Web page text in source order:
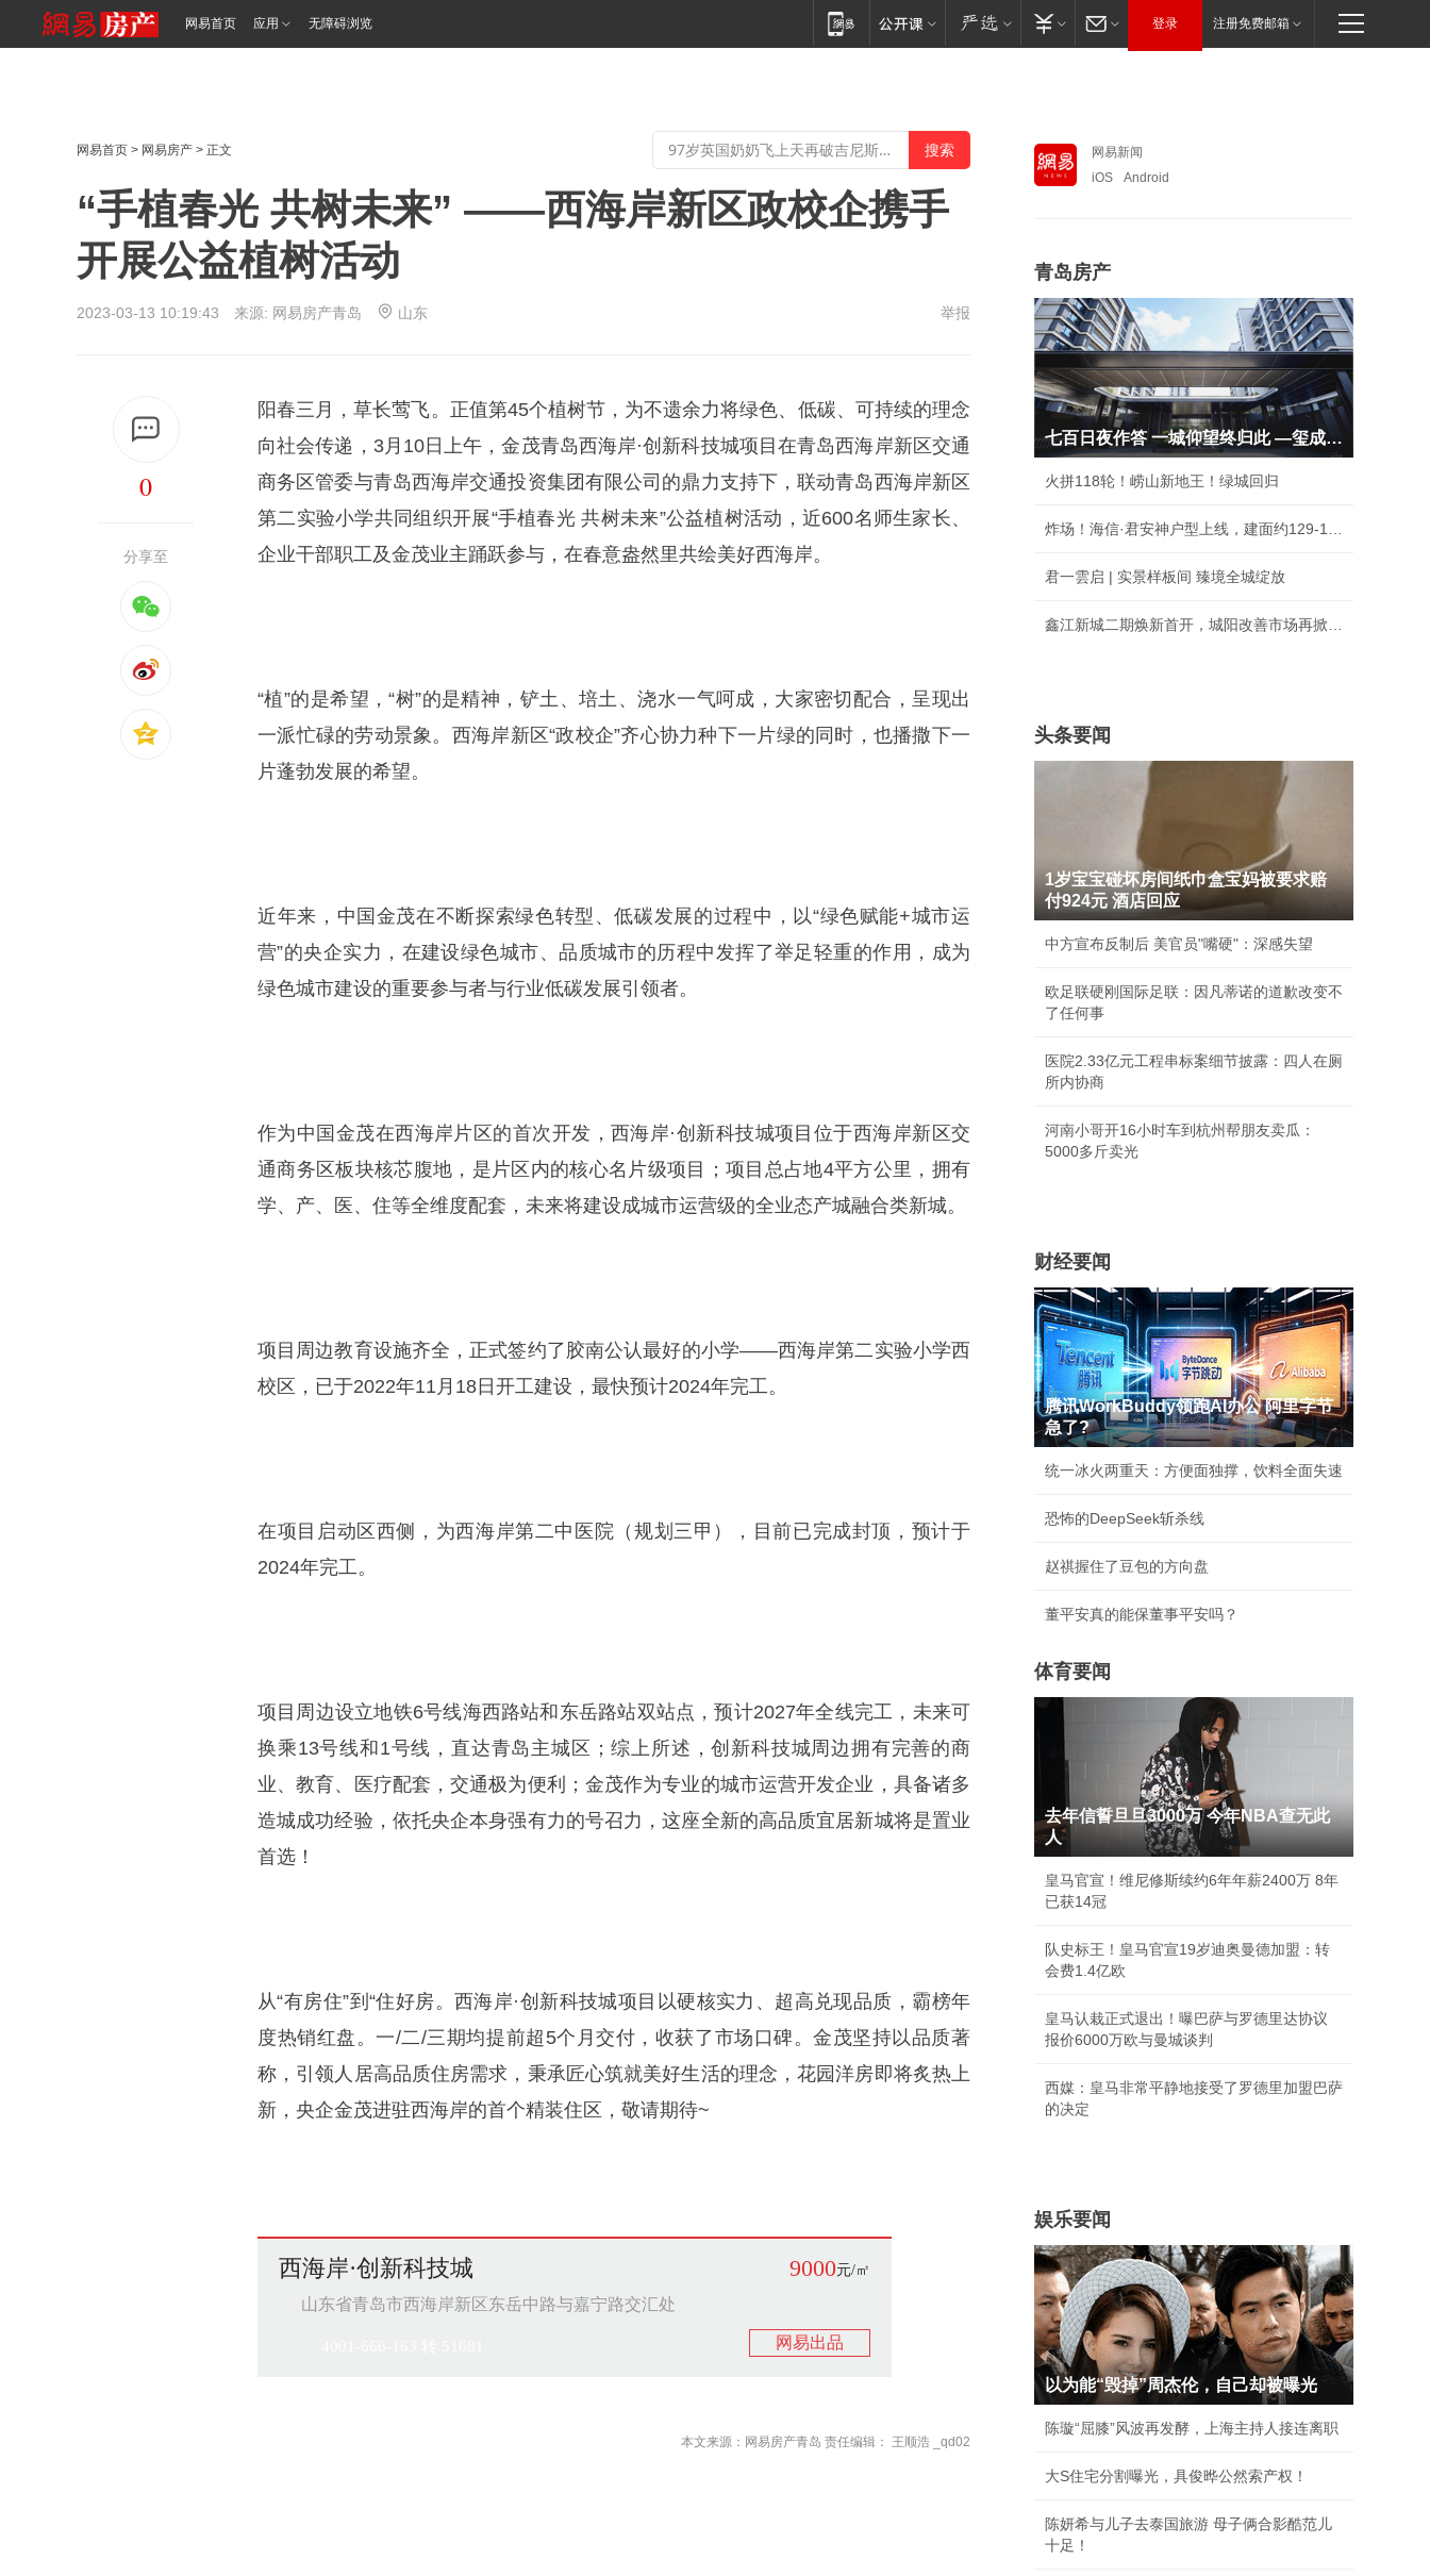
网易首页 应用 无障碍浏览 登录 注册免费邮箱
网易首页 > 网易房产 > 正文
“手植春光 共树未来” ——西海岸新区政校企携手
开展公益植树活动
2023-03-13 10:19:43 来源: 网易房产青岛 山东 举报
0
分享至
阳春三月，草长莺飞。正值第45个植树节，为不遗余力将绿色、低碳、可持续的理念
向社会传递，3月10日上午，金茂青岛西海岸·创新科技城项目在青岛西海岸新区交通
商务区管委与青岛西海岸交通投资集团有限公司的鼎力支持下，联动青岛西海岸新区
第二实验小学共同组织开展“手植春光 共树未来”公益植树活动，近600名师生家长、
企业干部职工及金茂业主踊跃参与，在春意盎然里共绘美好西海岸。
“植”的是希望，“树”的是精神，铲土、培土、浇水一气呵成，大家密切配合，呈现出
一派忙碌的劳动景象。西海岸新区“政校企”齐心协力种下一片绿的同时，也播撒下一
片蓬勃发展的希望。
近年来，中国金茂在不断探索绿色转型、低碳发展的过程中，以“绿色赋能+城市运
营”的央企实力，在建设绿色城市、品质城市的历程中发挥了举足轻重的作用，成为
绿色城市建设的重要参与者与行业低碳发展引领者。
作为中国金茂在西海岸片区的首次开发，西海岸·创新科技城项目位于西海岸新区交
通商务区板块核芯腹地，是片区内的核心名片级项目；项目总占地4平方公里，拥有
学、产、医、住等全维度配套，未来将建设成城市运营级的全业态产城融合类新城。
项目周边教育设施齐全，正式签约了胶南公认最好的小学——西海岸第二实验小学西
校区，已于2022年11月18日开工建设，最快预计2024年完工。
在项目启动区西侧，为西海岸第二中医院（规划三甲），目前已完成封顶，预计于
2024年完工。
项目周边设立地铁6号线海西路站和东岳路站双站点，预计2027年全线完工，未来可
换乘13号线和1号线，直达青岛主城区；综上所述，创新科技城周边拥有完善的商
业、教育、医疗配套，交通极为便利；金茂作为专业的城市运营开发企业，具备诸多
造城成功经验，依托央企本身强有力的号召力，这座全新的高品质宜居新城将是置业
首选！
从“有房住”到“住好房。西海岸·创新科技城项目以硬核实力、超高兑现品质，霸榜年
度热销红盘。一/二/三期均提前超5个月交付，收获了市场口碑。金茂坚持以品质著
称，引领人居高品质住房需求，秉承匠心筑就美好生活的理念，花园洋房即将炙热上
新，央企金茂进驻西海岸的首个精装住区，敬请期待~
西海岸·创新科技城 9000元/㎡
山东省青岛市西海岸新区东岳中路与嘉宁路交汇处
网易出品
本文来源：网易房产青岛 责任编辑： 王顺浩 _qd02
网易新闻
iOS
Android
青岛房产
七百日夜作答 一城仰望终归此 —玺成 御启 银丰
火拼118轮！崂山新地王！绿城回归
君一雲启 | 实景样板间 臻境全城绽放
头条要闻
1岁宝宝碰坏房间纸巾盒宝妈被要求赔
付924元 酒店回应
中方宣布反制后 美官员"嘴硬"：深感失望
欧足联硬刚国际足联：因凡蒂诺的道歉改变不
了任何事
医院2.33亿元工程串标案细节披露：四人在厕
所内协商
河南小哥开16小时车到杭州帮朋友卖瓜：
5000多斤卖光
财经要闻
腾讯WorkBuddy领跑AI办公 阿里字节
急了?
统一冰火两重天：方便面独撑，饮料全面失速
恐怖的DeepSeek斩杀线
赵祺握住了豆包的方向盘
董平安真的能保董事平安吗？
体育要闻
去年信誓旦旦3000万 今年NBA查无此
人
皇马官宣！维尼修斯续约6年年薪2400万 8年
已获14冠
队史标王！皇马官宣19岁迪奥曼德加盟：转
会费1.4亿欧
皇马认栽正式退出！曝巴萨与罗德里达协议
报价6000万欧与曼城谈判
西媒：皇马非常平静地接受了罗德里加盟巴萨
的决定
娱乐要闻
以为能“毁掉”周杰伦，自己却被曝光
陈璇“屈膝”风波再发酵，上海主持人接连离职
大S住宅分割曝光，具俊晔公然索产权！
陈妍希与儿子去泰国旅游 母子俩合影酷范儿
十足！